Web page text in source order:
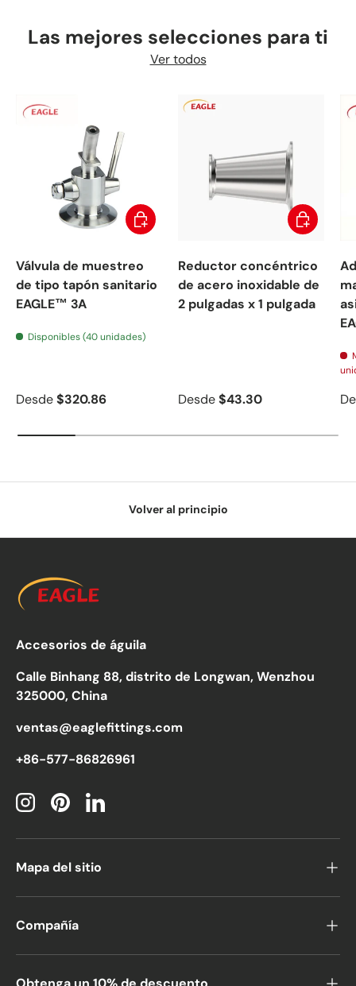
Las mejores selecciones para ti
Ver todos
Válvula de muestreo
de tipo tapón sanitario
EAGLE™ 3A
Disponibles (40 unidades)
Desde$320.86
Elegir opciones
Reductor concéntrico
de acero inoxidable de
2 pulgadas x 1 pulgada
Desde$43.30
Elegir
Volver al principio
Accesorios de águila
Calle Binhang 88, distrito de Longwan, Wenzhou
325000, China
ventas@eaglefittings.com
+86-577-86826961
InstagramPinterestLinkedIn
Mapa del sitio
Compañía